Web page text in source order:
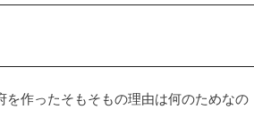
作ったそもそもの理由は何のためなの